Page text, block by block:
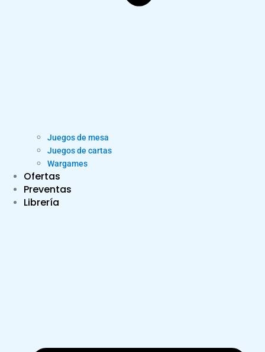
Juegos de mesa
Juegos de cartas
Wargames
Ofertas
Preventas
Librería